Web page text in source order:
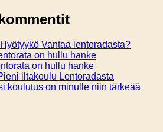
Hyötyykö Vantaa lentoradasta?
on hullu hanke
on hullu hanke
iltakoulu Lentoradasta
koulutus on minulle niin tärkeää